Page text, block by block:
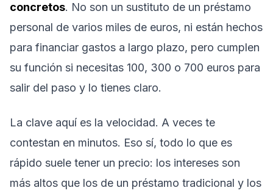
concretos. No son un sustituto de un préstamo
personal de varios miles de euros, ni están hechos
para financiar gastos a largo plazo, pero cumplen
su función si necesitas 100, 300 o 700 euros para
salir del paso y lo tienes claro.
La clave aquí es la velocidad. A veces te
contestan en minutos. Eso sí, todo lo que es
rápido suele tener un precio: los intereses son
más altos que los de un préstamo tradicional y los